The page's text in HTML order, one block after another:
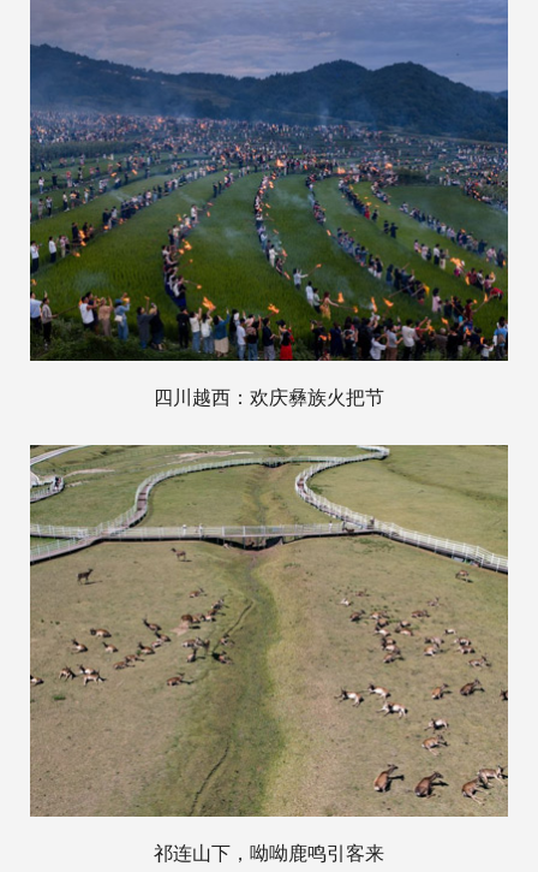
四川越西：欢庆彝族火把节
祁连山下，呦呦鹿鸣引客来